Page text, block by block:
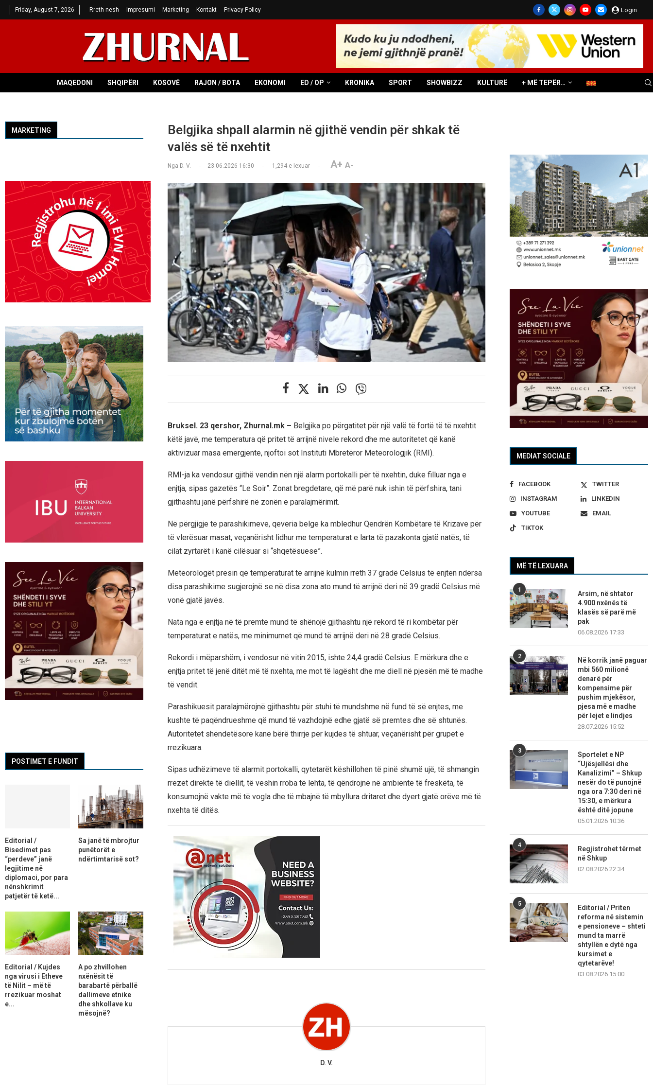
Friday, August 7, 2026 Rreth nesh Impresumi Marketing Kontakt Privacy Policy Login
MAQEDONI SHQIPËRI KOSOVË RAJON / BOTA EKONOMI ED / OP KRONIKA SPORT SHOWBIZZ KULTURË + MË TEPËR…
Belgjika shpall alarmin në gjithë vendin për shkak të
valës së të nxehtit
Nga D. V. 23.06.2026 16:30 1,294e lexuar A+ A-
Bruksel. 23 qershor, Zhurnal.mk – Belgjika po përgatitet për një valë të fortë të të nxehtit
këtë javë, me temperatura që pritet të arrijnë nivele rekord dhe me autoritetet që kanë
aktivizuar masa emergjente, njoftoi sot Instituti Mbretëror Meteorologjik (RMI).
RMI-ja ka vendosur gjithë vendin nën një alarm portokalli për të nxehtin, duke filluar nga e
enjtja, sipas gazetës “Le Soir”. Zonat bregdetare, që më parë nuk ishin të përfshira, tani
gjithashtu janë përfshirë në zonën e paralajmërimit.
Në përgjigje të parashikimeve, qeveria belge ka mbledhur Qendrën Kombëtare të Krizave për
të vlerësuar masat, veçanërisht lidhur me temperaturat e larta të pazakonta gjatë natës, të
cilat zyrtarët i kanë cilësuar si “shqetësuese”.
Meteorologët presin që temperaturat të arrijnë kulmin rreth 37 gradë Celsius të enjten ndërsa
disa parashikime sugjerojnë se në disa zona ato mund të arrijnë deri në 39 gradë Celsius më
vonë gjatë javës.
Nata nga e enjtja në të premte mund të shënojë gjithashtu një rekord të ri kombëtar për
temperaturat e natës, me minimumet që mund të arrijnë deri në 28 gradë Celsius.
Rekordi i mëparshëm, i vendosur në vitin 2015, ishte 24,4 gradë Celsius. E mërkura dhe e
enjtja pritet të jenë ditët më të nxehta, me mot të lagësht dhe me diell në pjesën më të madhe
të vendit.
Parashikuesit paralajmërojnë gjithashtu për stuhi të mundshme në fund të së enjtes, me
kushte të paqëndrueshme që mund të vazhdojnë edhe gjatë së premtes dhe së shtunës.
Autoritetet shëndetësore kanë bërë thirrje për kujdes të shtuar, veçanërisht për grupet e
rrezikuara.
Sipas udhëzimeve të alarmit portokalli, qytetarët këshillohen të pinë shumë ujë, të shmangin
rrezet direkte të diellit, të veshin rroba të lehta, të qëndrojnë në ambiente të freskëta, të
konsumojnë vakte më të vogla dhe të mbajnë të mbyllura dritaret dhe dyert gjatë orëve më të
nxehta të ditës.
D. V.
MEDIAT SOCIALE
FACEBOOK
TWITTER
INSTAGRAM
LINKEDIN
YOUTUBE
EMAIL
TIKTOK
MË TË LEXUARA
1
Arsim, në shtator
4.900 nxënës të
klasës së parë më
pak
06.08.2026 17:33
2
Në korrik janë paguar
mbi 560 milionë
denarë për
kompensime për
pushim mjekësor,
pjesa më e madhe
për lejet e lindjes
28.07.2026 15:52
3
Sportelet e NP
“Ujësjellësi dhe
Kanalizimi” – Shkup
nesër do të punojnë
nga ora 7:30 deri në
15:30, e mërkura
është ditë jopune
05.01.2026 10:36
4
Regjistrohet tërmet
në Shkup
02.08.2026 22:34
5
Editorial / Priten
reforma në sistemin
e pensioneve – shteti
mund ta marrë
shtyllën e dytë nga
kursimet e
qytetarëve!
03.08.2026 15:00
MARKETING
POSTIMET E FUNDIT
Editorial /
Bisedimet pas
“perdeve” janë
legjitime në
diplomaci, por para
nënshkrimit
patjetër të ketë...
Sa janë të mbrojtur
punëtorët e
ndërtimtarisë sot?
Editorial / Kujdes
nga virusi i Etheve
të Nilit – më të
rrezikuar moshat
e...
A po zhvillohen
nxënësit të
barabartë përballë
dallimeve etnike
dhe shkollave ku
mësojnë?